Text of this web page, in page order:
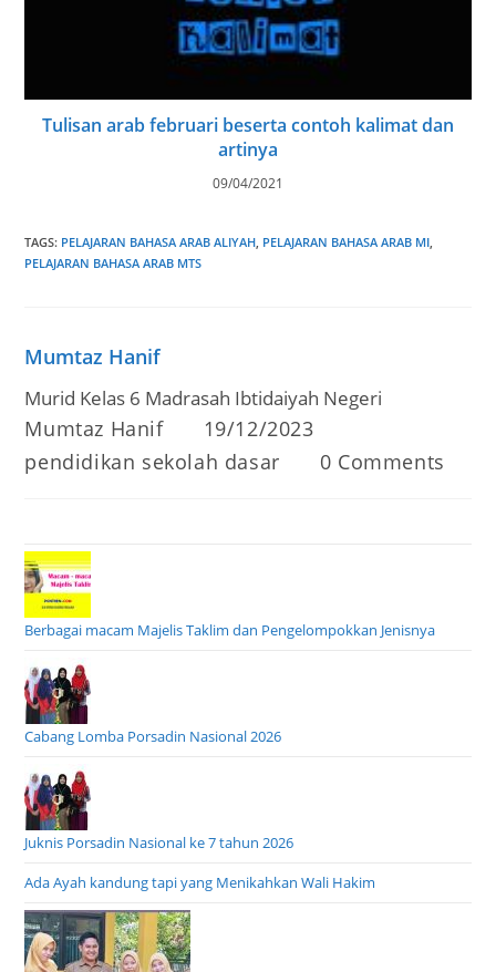
Tulisan arab februari beserta contoh kalimat dan
artinya
09/04/2021
TAGS: PELAJARAN BAHASA ARAB ALIYAH PELAJARAN BAHASA ARAB MI
PELAJARAN BAHASA ARAB MTS
Mumtaz Hanif
Murid Kelas 6 Madrasah Ibtidaiyah Negeri
Post
Mumtaz Hanif
Post
19/12/2023
Post
category:
pendidikan sekolah dasar
Post
0 Comments
Berbagai macam Majelis Taklim dan Pengelompokkan Jenisnya
Cabang Lomba Porsadin Nasional 2026
Juknis Porsadin Nasional ke 7 tahun 2026
Ada Ayah kandung tapi yang Menikahkan Wali Hakim